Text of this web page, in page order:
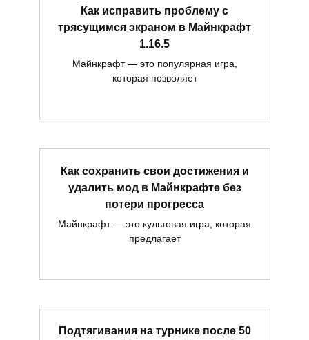
Как исправить проблему с
трясущимся экраном в Майнкрафт
1.16.5
Майнкрафт — это популярная игра,
которая позволяет
Как сохранить свои достижения и
удалить мод в Майнкрафте без
потери прогресса
Майнкрафт — это культовая игра, которая
предлагает
Подтягивания на турнике после 50